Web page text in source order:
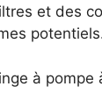
et des
à